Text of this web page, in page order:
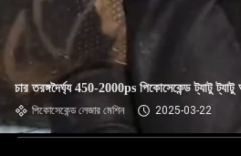
চার তরঙ্গদৈর্ঘ্য 450-2000ps পিকোসেকেন্ড ট্যাটু ট্যাটু
পিকোসেকেন্ড লেজার মেশিন 2025-03-22